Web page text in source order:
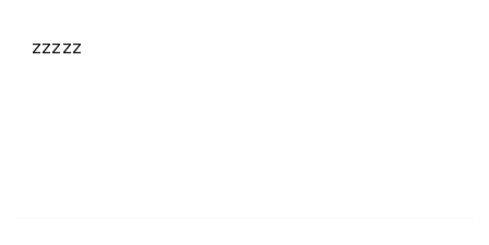
zzzzz